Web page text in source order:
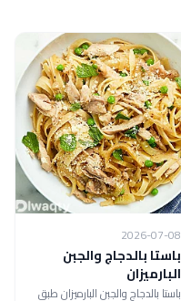
2026-07-08
باستا بالدجاج والجبن
البارميزان
باستا بالدجاج والجبن البارميزان طبق